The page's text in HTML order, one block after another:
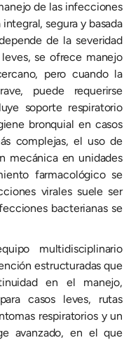
de las infecciones
segura y basada
de la severidad
se ofrece manejo
pero cuando la
puede requerirse
soporte respiratorio
bronquial en casos
complejas, el uso de
mecánica en unidades
farmacológico se
virales suele ser
bacterianas se
multidisciplinario
estructuradas que
en el manejo,
casos leves, rutas
respiratorios y un
avanzado, en el que